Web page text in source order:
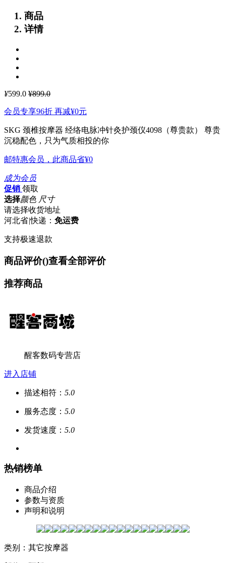
商品
详情
¥599.0 ¥899.0
会员专享96折 再减¥0元
SKG 颈椎按摩器 经络电脉冲针灸护颈仪4098（尊贵款）
尊贵
沉稳配色，只为气质相投的你
邮特惠会员，此商品省¥0
成为会员
促销 领取
选择颜色 尺寸
请选择收货地址
河北省|快递： 免运费
支持极速退款
商品评价()查看全部评价
推荐商品
醒客数码专营店
进入店铺
描述相符： 5.0
服务态度： 5.0
发货速度： 5.0
热销榜单
商品介绍
参数与资质
声明和说明
类别：其它按摩器